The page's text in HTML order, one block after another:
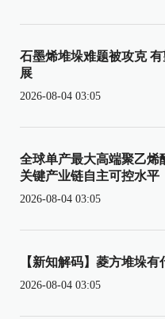
石墨烯堆垛难题被攻克
展
2026-08-04 03:05
全球单产最大高端聚乙烯
关键产业链自主可控水平
2026-08-04 03:05
【新知解码】菱方堆垛有
2026-08-04 03:05